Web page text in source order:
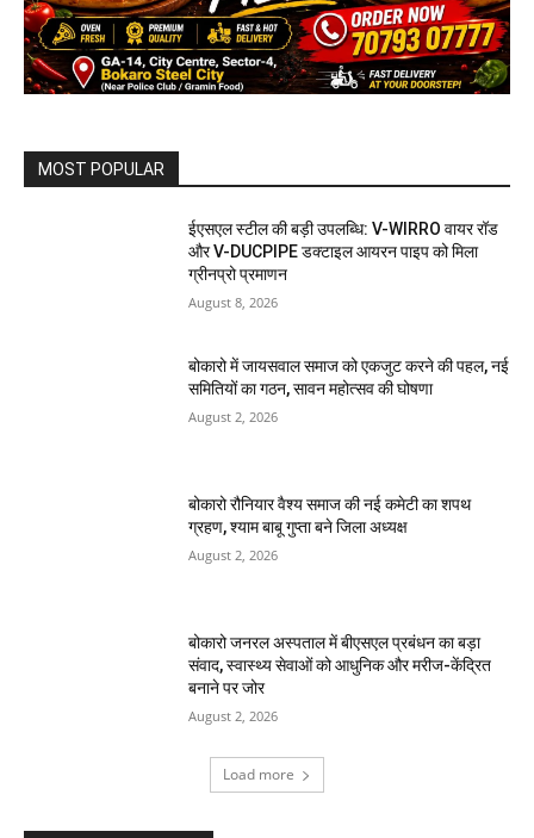
MOST POPULAR
ईएसएल स्टील की बड़ी उपलब्धि: V-WIRRO वायर रॉड
और V-DUCPIPE डक्टाइल आयरन पाइप को मिला
ग्रीनप्रो प्रमाणन
August 8, 2026
बोकारो में जायसवाल समाज को एकजुट करने की पहल, नई
समितियों का गठन, सावन महोत्सव की घोषणा
August 2, 2026
बोकारो रौनियार वैश्य समाज की नई कमेटी का शपथ
ग्रहण, श्याम बाबू गुप्ता बने जिला अध्यक्ष
August 2, 2026
बोकारो जनरल अस्पताल में बीएसएल प्रबंधन का बड़ा
संवाद, स्वास्थ्य सेवाओं को आधुनिक और मरीज-केंद्रित
बनाने पर जोर
August 2, 2026
Load more